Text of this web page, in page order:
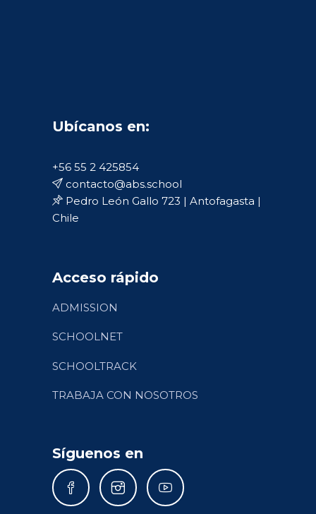
Ubícanos en:
+56 55 2 425854
contacto@abs.school
Pedro León Gallo 723 | Antofagasta |
Chile
Acceso rápido
ADMISSION
SCHOOLNET
SCHOOLTRACK
TRABAJA CON NOSOTROS
Síguenos en